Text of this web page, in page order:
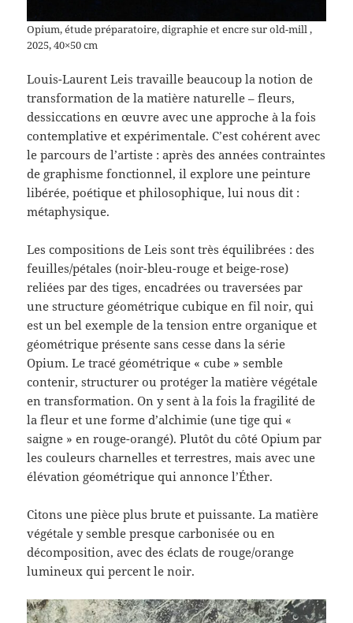
Opium, étude préparatoire, digraphie et encre sur old-mill ,
2025, 40×50 cm
Louis-Laurent Leis travaille beaucoup la notion de
transformation de la matière naturelle – fleurs,
dessiccations en œuvre avec une approche à la fois
contemplative et expérimentale. C’est cohérent avec
le parcours de l’artiste : après des années contraintes
de graphisme fonctionnel, il explore une peinture
libérée, poétique et philosophique, lui nous dit :
métaphysique.
Les compositions de Leis sont très équilibrées : des
feuilles/pétales (noir-bleu-rouge et beige-rose)
reliées par des tiges, encadrées ou traversées par
une structure géométrique cubique en fil noir, qui
est un bel exemple de la tension entre organique et
géométrique présente sans cesse dans la série
Opium. Le tracé géométrique « cube » semble
contenir, structurer ou protéger la matière végétale
en transformation. On y sent à la fois la fragilité de
la fleur et une forme d’alchimie (une tige qui «
saigne » en rouge-orangé). Plutôt du côté Opium par
les couleurs charnelles et terrestres, mais avec une
élévation géométrique qui annonce l’Éther.
Citons une pièce plus brute et puissante. La matière
végétale y semble presque carbonisée ou en
décomposition, avec des éclats de rouge/orange
lumineux qui percent le noir.